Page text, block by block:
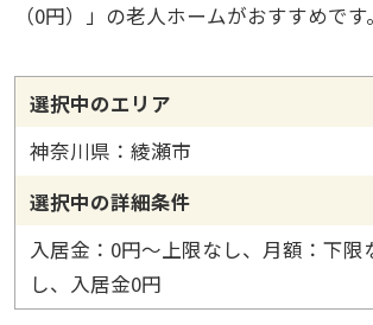
（0円）」の老人ホームがおすすめです。
選択中のエリア
神奈川県：綾瀬市
選択中の詳細条件
入居金：0円〜上限なし、月額：下限
し、入居金0円